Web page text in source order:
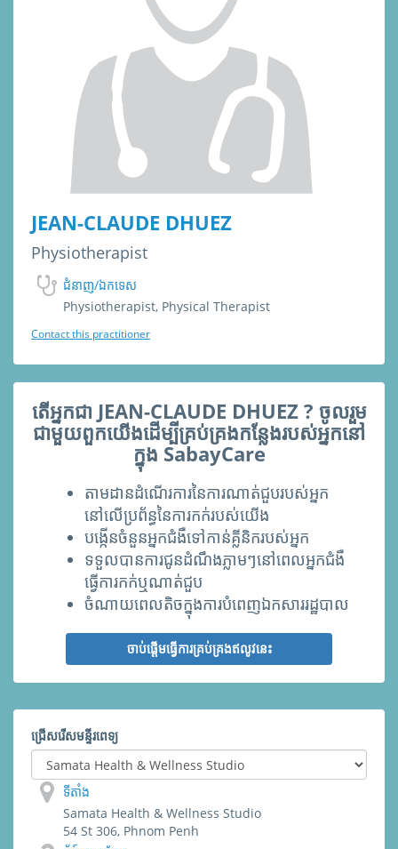
JEAN-CLAUDE DHUEZ
Physiotherapist
ជំនាញ/ឯកទេស
Physiotherapist, Physical Therapist
Contact this practitioner
តើអ្នកជា JEAN-CLAUDE DHUEZ ? ចូលរួម
ជាមួយពួកយើងដើម្បីគ្រប់គ្រងកន្លែងរបស់អ្នកនៅ
ក្នុង SabayCare
តាមដានដំណើរការនៃការណាត់ជួបរបស់អ្នក
នៅលើប្រព័ន្ធនៃការកក់របស់យើង
បង្កើនចំនួ​នអ្នកជំងឺទៅកាន់គ្លីនិករបស់អ្នក
ទទួលបានការជូនដំណឹងភ្លាមៗនៅពេលអ្នកជំងឺ
ធ្វើការកក់ឬណាត់ជួប
ចំណាយពេលតិចក្នុងការបំពេញឯកសាររដ្ឋបាល
ចាប់ផ្ដើមធ្វើការគ្រប់គ្រងឥលូវនេះ
ជ្រើសរើសមន្ទីរពេទ្យ
ទីតាំង
Samata Health & Wellness Studio
54 St 306, Phnom Penh